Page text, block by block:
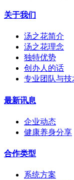
关于我们
汤之花简介
汤之花理念
独特优势
创办人的话
专业团队与技
最新讯息
企业动态
健康养身分享
合作类型
系统方案